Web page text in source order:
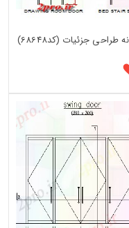
جزئیات (کد68648)